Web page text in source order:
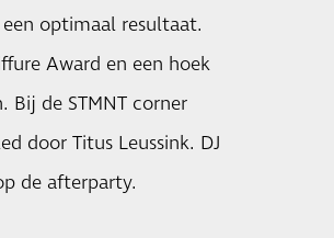
optimaal resultaat.
Award en een hoek
Bij de STMNT corner
door Titus Leussink. DJ
de afterparty.